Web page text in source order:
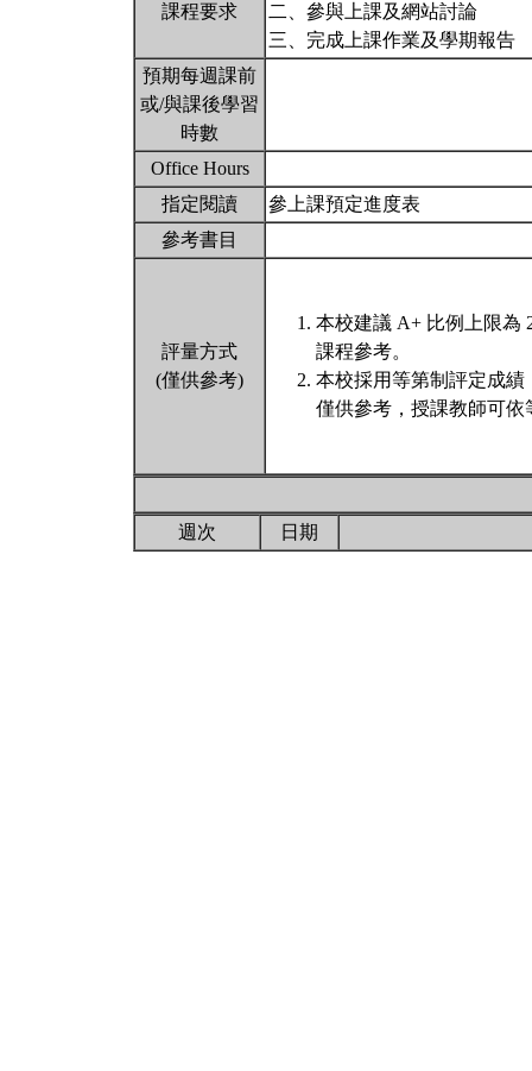
課程要求
二、參與上課及網站討論
三、完成上課作業及學期報告
預期每週課前
或/與課後學習
時數
Office Hours
指定閱讀
參上課預定進度表
參考書目
評量方式
(僅供參考)
本校建議 A+ 比例上限為
課程參考。
本校採用等第制評定成
僅供參考，授課教師可
週次 日期